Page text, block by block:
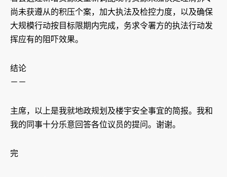
尚未获遵从的积压个案，加大执法及检控力度，以及确保
大规模行动按目标限期内完成，务求令署方的执法行动发
挥应有的阻吓效果。
结论
－－
主席，以上是我就地政规划及楼宇安全事宜的简报。我和
我的同事十分乐意回答各位议员的提问。谢谢。
完